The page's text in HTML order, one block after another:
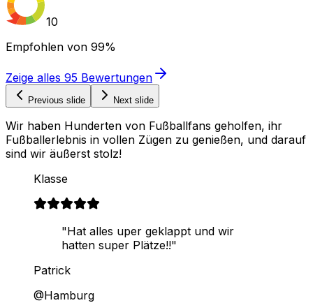
10
Empfohlen von 99%
Zeige alles 95 Bewertungen
Previous slide Next slide
Wir haben Hunderten von Fußballfans geholfen, ihr
Fußballerlebnis in vollen Zügen zu genießen, und darauf
sind wir äußerst stolz!
Klasse
"Hat alles uper geklappt und wir
hatten super Plätze!!"
Patrick
@Hamburg